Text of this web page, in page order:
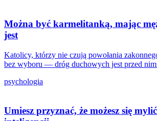
Można być karmelitanką, mając
jest
Katolicy, którzy nie czują powołania
bez wyboru — dróg duchowych jest przed
psychologia
Umiesz przyznać, że możesz się